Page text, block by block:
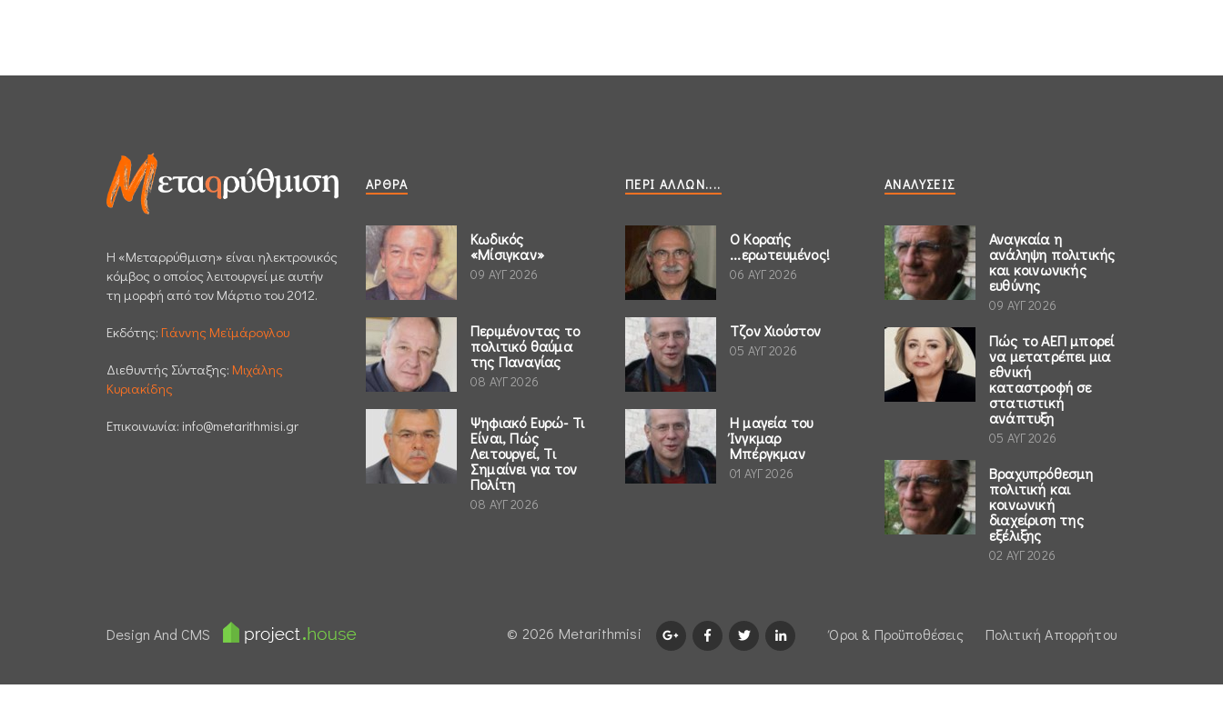
H «Μεταρρύθμιση» είναι ηλεκτρονικός
κόμβος ο οποίος λειτουργεί με αυτήν
τη μορφή από τον Μάρτιο του 2012.
Εκδότης: Γιάννης Μεϊμάρογλου
Διεθυντής Σύνταξης: Μιχάλης
Κυριακίδης
Επικοινωνία: info@metarithmisi.gr
ΆΡΘΡΑ
Κωδικός
«Μίσιγκαν»
09 ΑΥΓ 2026
Περιμένοντας το
πολιτικό θαύμα
της Παναγίας
08 ΑΥΓ 2026
Ψηφιακό Ευρώ- Τι
Είναι, Πώς
Λειτουργεί, Τι
Σημαίνει για τον
Πολίτη
08 ΑΥΓ 2026
ΠΕΡΊ ΆΛΛΩΝ....
Ο Κοραής
...ερωτευμένος!
06 ΑΥΓ 2026
Τζον Χιούστον
05 ΑΥΓ 2026
Η μαγεία του
Ίνγκμαρ
Μπέργκμαν
01 ΑΥΓ 2026
ΑΝΑΛΎΣΕΙΣ
Αναγκαία η
ανάληψη πολιτικής
και κοινωνικής
ευθύνης
09 ΑΥΓ 2026
Πώς το ΑΕΠ μπορεί
να μετατρέπει μια
εθνική
καταστροφή σε
στατιστική
ανάπτυξη
05 ΑΥΓ 2026
Βραχυπρόθεσμη
πολιτική και
κοινωνική
διαχείριση της
εξέλιξης
02 ΑΥΓ 2026
Design And CMS Όροι & Προϋποθέσεις Πολιτική Απορρήτου
© 2026 Μetarithmisi